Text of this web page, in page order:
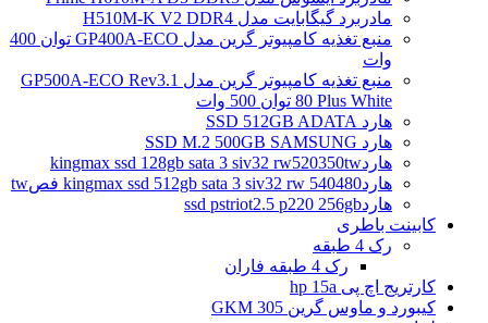
مادربرد گیگابایت مدل H510M-K V2 DDR4
منبع تغذیه کامپیوتر گرین مدل GP400A-ECO توان 400
وات
منبع تغذیه کامپیوتر گرین مدل GP500A-ECO Rev3.1
80 Plus White توان 500 وات
هارد SSD 512GB ADATA
هارد SSD M.2 500GB SAMSUNG
هاردkingmax ssd 128gb sata 3 siv32 rw520350tw
هاردkingmax ssd 512gb sata 3 siv32 rw 540480 فصtw
هاردssd pstriot2.5 p220 256gb
کابینت باطری
رک 4 طبقه
رک 4 طبقه فاران
کارتریج اچ پی hp 15a
کیبورد و ماوس گرین GKM 305